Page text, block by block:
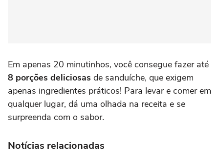
Em apenas 20 minutinhos, você consegue fazer até
8 porções deliciosas de sanduíche, que exigem
apenas ingredientes práticos! Para levar e comer em
qualquer lugar, dá uma olhada na receita e se
surpreenda com o sabor.
Notícias relacionadas